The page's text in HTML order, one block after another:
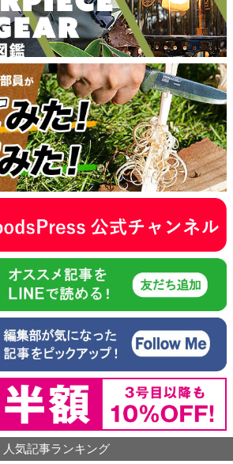
人気記事ランキング